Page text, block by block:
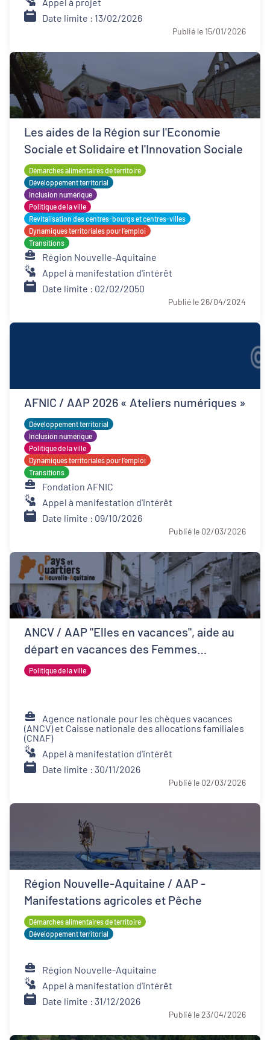
Date limite : 13/02/2026
Publié le 15/01/2026
Les aides de la Région sur l'Economie
Sociale et Solidaire et l'Innovation Sociale
Démarches alimentaires de territoire
Développement territorial
Inclusion numérique
Politique de la ville
Revitalisation des centres-bourgs et centres-villes
Dynamiques territoriales pour l’emploi
Transitions
Région Nouvelle-Aquitaine
Appel à manifestation d'intérêt
Date limite : 02/02/2050
Publié le 26/04/2024
AFNIC / AAP 2026 « Ateliers numériques »
Développement territorial
Inclusion numérique
Politique de la ville
Dynamiques territoriales pour l’emploi
Transitions
Fondation AFNIC
Appel à manifestation d'intérêt
Date limite : 09/10/2026
Publié le 02/03/2026
ANCV / AAP "Elles en vacances", aide au
départ en vacances des Femmes
Victimes de Violences et de leurs proches
Politique de la ville
Agence nationale pour les chèques vacances
(ANCV) et Caisse nationale des allocations familiales
(CNAF)
Appel à manifestation d'intérêt
Date limite : 30/11/2026
Publié le 02/03/2026
Région Nouvelle-Aquitaine / AAP -
Manifestations agricoles et Pêche
Démarches alimentaires de territoire
Développement territorial
Région Nouvelle-Aquitaine
Appel à manifestation d'intérêt
Date limite : 31/12/2026
Publié le 23/04/2026